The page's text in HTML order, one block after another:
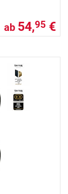
ab 54,95 €